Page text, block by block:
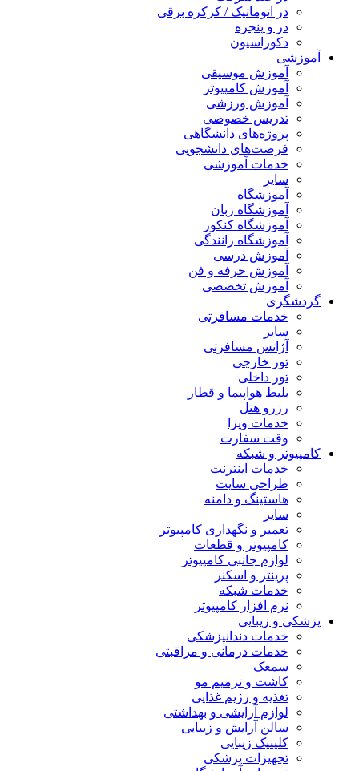
در اتوماتیک / کرکره برقی
در و پنجره
دکوراسیون
آموزشی
آموزش موسیقی
آموزش کامپیوتر
آموزش ورزشی
تدریس خصوصی
پروژه‌های دانشگاهی
فرصت‌های دانشجویی
خدمات آموزشی
سایر
آموزشگاه
آموزشگاه زبان
آموزشگاه کنکور
آموزشگاه رانندگی
آموزش درسی
آموزش حرفه و فن
آموزش تخصصی
گردشگری
خدمات مسافرتی
سایر
آژانس مسافرتی
تور خارجی
تور داخلی
بلیط هواپیما و قطار
رزرو هتل
خدمات ویزا
وقت سفارت
کامپیوتر و شبکه
خدمات اینترنت
طراحی سایت
هاستینگ و دامنه
سایر
تعمیر و نگهداری کامپیوتر
کامپیوتر و قطعات
لوازم جانبی کامپیوتر
پرینتر و اسکنر
خدمات شبکه
نرم افزار کامپیوتر
پزشکی و زیبایی
خدمات دندانپزشکی
خدمات درمانی و مراقبتی
سمعک
کاشت و ترمیم مو
تغذیه و رژیم غذایی
لوازم آرایشی و بهداشتی
سالن آرایش و زیبایی
کلینیک زیبایی
تجهیزات پزشکی